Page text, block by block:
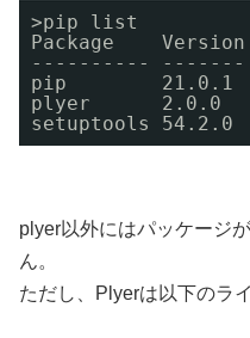
>pip list
Package    Version
---------- -------
pip        21.0.1
plyer      2.0.0
setuptools 54.2.0
plyer以外にはパッケージ
ん。
ただし、Plyerは以下のラ